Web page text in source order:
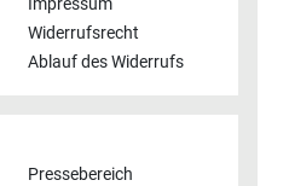
Impressum
Widerrufsrecht
Ablauf des Widerrufs
Pressebereich